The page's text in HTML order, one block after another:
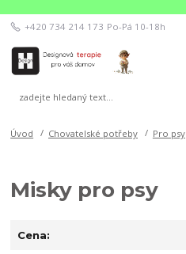
+420 734 214 173 Po-Pá 10-18h
Úvod Chovatelské potřeby Pro psy
Misky pro psy
Cena: